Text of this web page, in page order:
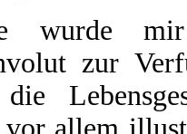
wurde
zur